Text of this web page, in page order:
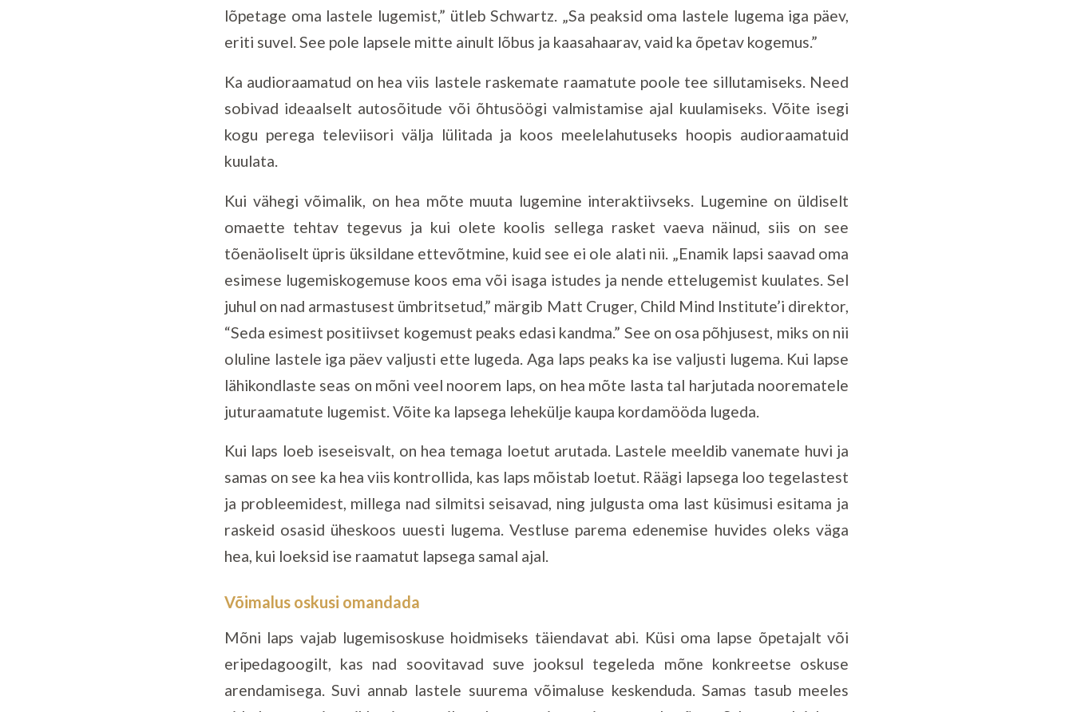
lõpetage oma lastele lugemist,” ütleb Schwartz. „Sa peaksid oma lastele lugema iga päev,
eriti suvel. See pole lapsele mitte ainult lõbus ja kaasahaarav, vaid ka õpetav kogemus.”
Ka audioraamatud on hea viis lastele raskemate raamatute poole tee sillutamiseks. Need
sobivad ideaalselt autosõitude või õhtusöögi valmistamise ajal kuulamiseks. Võite isegi
kogu perega televiisori välja lülitada ja koos meelelahutuseks hoopis audioraamatuid
kuulata.
Kui vähegi võimalik, on hea mõte muuta lugemine interaktiivseks. Lugemine on üldiselt
omaette tehtav tegevus ja kui olete koolis sellega rasket vaeva näinud, siis on see
tõenäoliselt üpris üksildane ettevõtmine, kuid see ei ole alati nii. „Enamik lapsi saavad oma
esimese lugemiskogemuse koos ema või isaga istudes ja nende ettelugemist kuulates. Sel
juhul on nad armastusest ümbritsetud,” märgib Matt Cruger, Child Mind Institute’i direktor,
“Seda esimest positiivset kogemust peaks edasi kandma.” See on osa põhjusest, miks on nii
oluline lastele iga päev valjusti ette lugeda. Aga laps peaks ka ise valjusti lugema. Kui lapse
lähikondlaste seas on mõni veel noorem laps, on hea mõte lasta tal harjutada noorematele
juturaamatute lugemist. Võite ka lapsega lehekülje kaupa kordamööda lugeda.
Kui laps loeb iseseisvalt, on hea temaga loetut arutada. Lastele meeldib vanemate huvi ja
samas on see ka hea viis kontrollida, kas laps mõistab loetut. Räägi lapsega loo tegelastest
ja probleemidest, millega nad silmitsi seisavad, ning julgusta oma last küsimusi esitama ja
raskeid osasid üheskoos uuesti lugema. Vestluse parema edenemise huvides oleks väga
hea, kui loeksid ise raamatut lapsega samal ajal.
Võimalus oskusi omandada
Mõni laps vajab lugemisoskuse hoidmiseks täiendavat abi. Küsi oma lapse õpetajalt või
eripedagoogilt, kas nad soovitavad suve jooksul tegeleda mõne konkreetse oskuse
arendamisega. Suvi annab lastele suurema võimaluse keskenduda. Samas tasub meeles